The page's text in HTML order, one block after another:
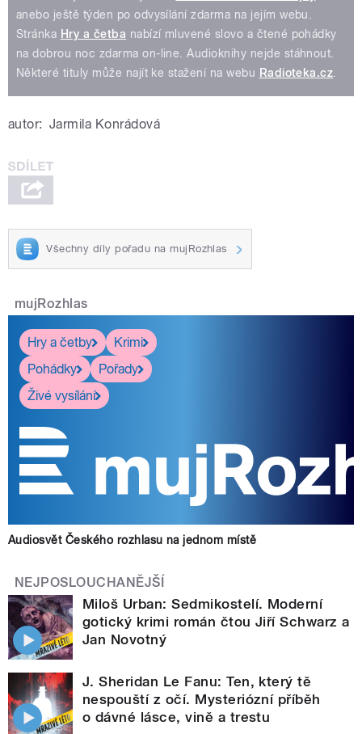
anebo ještě týden po odvysílání zdarma na jejím webu.
Stránka Hry a četba nabízí mluvené slovo a čtené pohádky
na dobrou noc zdarma on-line. Audioknihy nejde stáhnout.
Některé tituly může najít ke stažení na webu Radioteka.cz.
autor: Jarmila Konrádová
Všechny díly pořadu na mujRozhlas
mujRozhlas
Hry a četby
Krimi
Pohádky
Pořady
Živé vysílání
Audiosvět Českého rozhlasu na jednom místě
NEJPOSLOUCHANĚJŠÍ
Miloš Urban: Sedmikostelí. Moderní
gotický krimi román čtou Jiří Schwarz a
Jan Novotný
J. Sheridan Le Fanu: Ten, který tě
nespouští z očí. Mysteriózní příběh
o dávné lásce, vině a trestu